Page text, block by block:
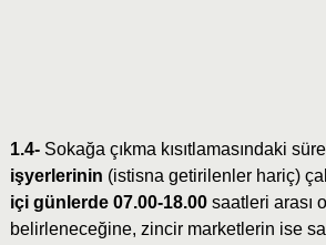
1.4- Sokağa çıkma kısıtlamasındaki
işyerlerinin (istisna getirilenler hariç)
içi günlerde 07.00-18.00 saatleri arası
belirleneceğine, zincir marketlerin ise